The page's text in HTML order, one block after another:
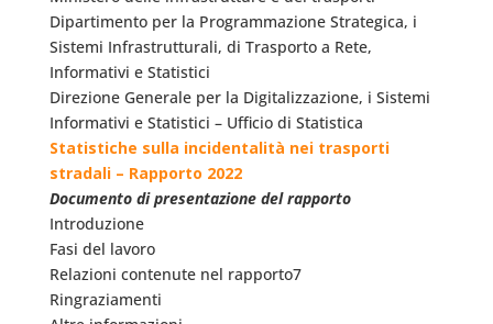
Dipartimento per la Programmazione Strategica, i
Sistemi Infrastrutturali, di Trasporto a Rete,
Informativi e Statistici
Direzione Generale per la Digitalizzazione, i Sistemi
Informativi e Statistici – Ufficio di Statistica
Statistiche sulla incidentalità nei trasporti
stradali – Rapporto 2022
Documento di presentazione del rapporto
Introduzione
Fasi del lavoro
Relazioni contenute nel rapporto7
Ringraziamenti